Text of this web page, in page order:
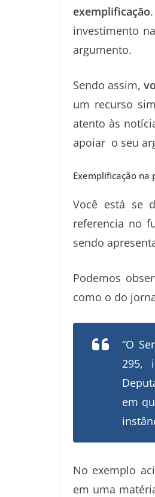
exemplificação
investimento
argumento.
Sendo assim,
um recurso
atento às
apoiar o seu
Exemplificação na
Você está se
referencia no
sendo
Podemos
como o do
“O
295,
em
No exemplo
em uma